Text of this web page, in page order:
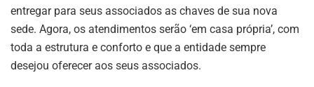
entregar para seus associados as chaves de sua nova
sede. Agora, os atendimentos serão ‘em casa própria’, com
toda a estrutura e conforto e que a entidade sempre
desejou oferecer aos seus associados.